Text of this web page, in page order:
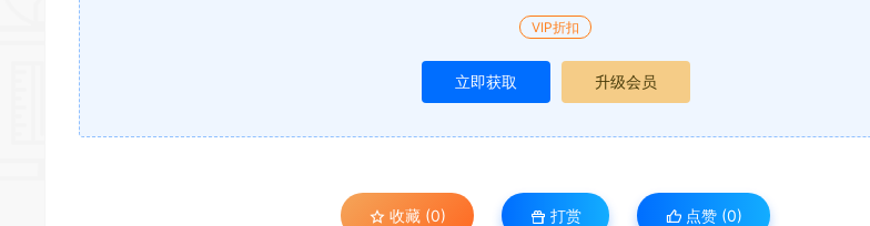
VIP折扣
立即获取 升级会员
收藏 (0) 打赏 点赞 (0)